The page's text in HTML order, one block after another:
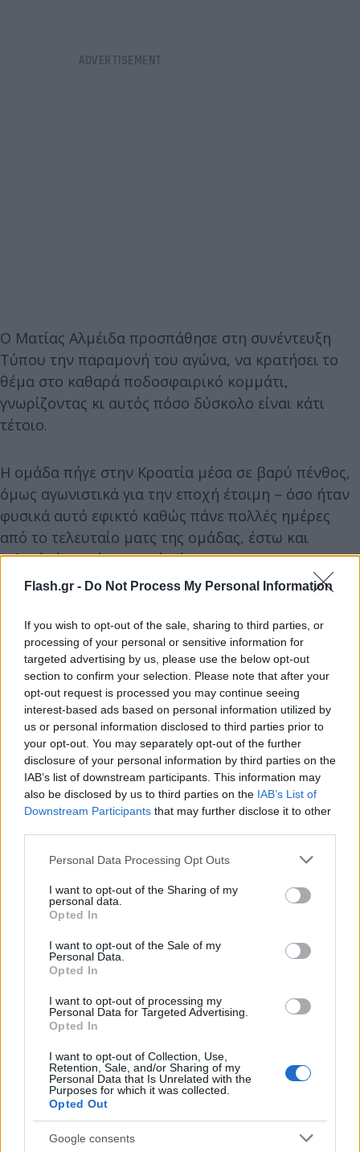
Flash.gr - Do Not Process My Personal Information
If you wish to opt-out of the sale, sharing to third parties, or
processing of your personal or sensitive information for
targeted advertising by us, please use the below opt-out
section to confirm your selection. Please note that after your
opt-out request is processed you may continue seeing
interest-based ads based on personal information utilized by
us or personal information disclosed to third parties prior to
your opt-out. You may separately opt-out of the further
disclosure of your personal information by third parties on the
IAB’s list of downstream participants. This information may
also be disclosed by us to third parties on the IAB’s List of
Downstream Participants that may further disclose it to other
Please note that this website/app uses one or more Google
not limited to your visit or usage behaviour. You may click to
grant or deny consent to Google and its third-party tags to
use your data for below specified purposes in below Google
consent section.
Personal Data Processing Opt Outs
I want to opt-out of the Sharing of my
personal data.
Opted In
I want to opt-out of the Sale of my
Personal Data.
Opted In
I want to opt-out of processing my
Personal Data for Targeted Advertising.
Opted In
I want to opt-out of Collection, Use,
Retention, Sale, and/or Sharing of my
Personal Data that Is Unrelated with the
Purposes for which it was collected.
Opted Out
Google consents
Ο Ματίας Αλμέιδα προσπάθησε στη συνέντευξη
Τύπου την παραμονή του αγώνα, να κρατήσει το
θέμα στο καθαρά ποδοσφαιρικό κομμάτι,
γνωρίζοντας κι αυτός πόσο δύσκολο είναι κάτι
τέτοιο.
Η ομάδα πήγε στην Κροατία μέσα σε βαρύ πένθος,
όμως αγωνιστικά για την εποχή έτοιμη – όσο ήταν
φυσικά αυτό εφικτό καθώς πάνε πολλές ημέρες
από το τελευταίο ματς της ομάδας, έστω και
φιλικό, όπως ήταν αυτό κόντρα στην
Τραμπζονσπόρ στην Τουρκία.